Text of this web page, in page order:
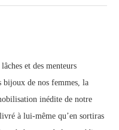
et des menteurs
bijoux de nos femmes, la
inédite de notre
à lui-même qu’en sortiras